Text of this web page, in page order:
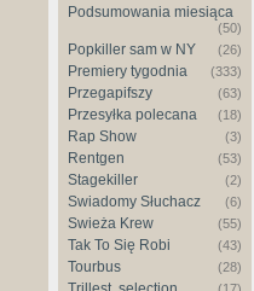
Podsumowania miesiąca
(50)
Popkiller sam w NY (26)
Premiery tygodnia (333)
Przegapifszy (63)
Przesyłka polecana (18)
Rap Show (3)
Rentgen (53)
Stagekiller (2)
Świadomy Słuchacz (6)
Świeża Krew (55)
Tak To Się Robi (43)
Tourbus (28)